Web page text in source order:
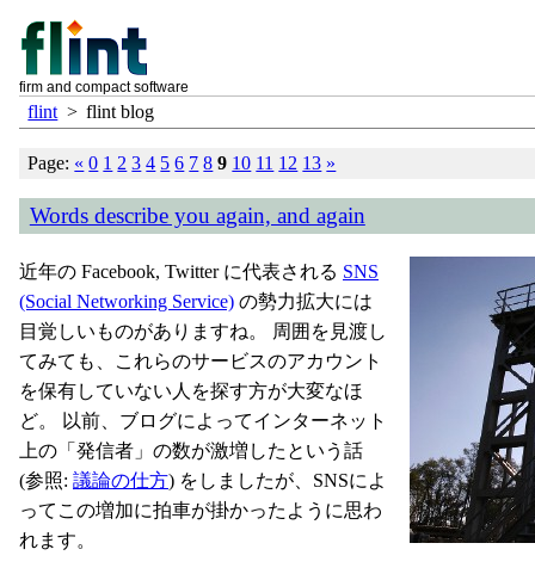
firm and compact software
flint > flint blog
Page: « 0 1 2 3 4 5 6 7 8 9 10 11 12 13 »
Words describe you again, and again
近年の Facebook, Twitter に代表される SNS
(Social Networking Service) の勢力拡大には
目覚しいものがありますね。 周囲を見渡し
てみても、これらのサービスのアカウント
を保有していない人を探す方が大変なほ
ど。 以前、ブログによってインターネット
上の「発信者」の数が激増したという話
(参照: 議論の仕方) をしましたが、SNSによ
ってこの増加に拍車が掛かったように思わ
れます。